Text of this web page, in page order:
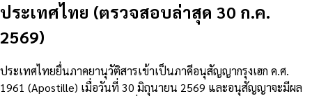
ประเทศไทย (ตรวจสอบล่าสุด 30 ก.ค.
2569)
ประเทศไทยยื่นภาคยานุวัติสารเข้าเป็นภาคีอนุสัญญากรุงเฮก ค.ศ.
1961 (Apostille) เมื่อวันที่ 30 มิถุนายน 2569 และอนุสัญญาจะมีผล